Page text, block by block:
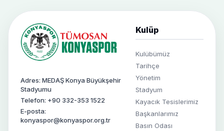
Adres: MEDAŞ Konya Büyükşehir
Stadyumu
Telefon: +90 332-353 1522
E-posta:
konyaspor@konyaspor.org.tr
Kulüp
Kulübümüz
Tarihçe
Yönetim
Stadyum
Kayacık Tesislerimiz
Başkanlarımız
Basın Odası